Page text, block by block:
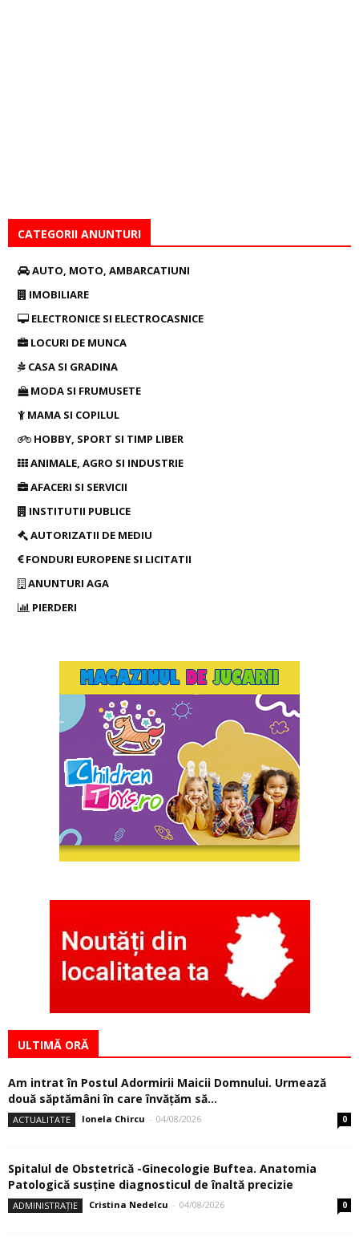
CATEGORII ANUNTURI
AUTO, MOTO, AMBARCATIUNI
IMOBILIARE
ELECTRONICE SI ELECTROCASNICE
LOCURI DE MUNCA
CASA SI GRADINA
MODA SI FRUMUSETE
MAMA SI COPILUL
HOBBY, SPORT SI TIMP LIBER
ANIMALE, AGRO SI INDUSTRIE
AFACERI SI SERVICII
INSTITUTII PUBLICE
AUTORIZATII DE MEDIU
FONDURI EUROPENE SI LICITATII
ANUNTURI AGA
PIERDERI
ULTIMĂ ORĂ
Am intrat în Postul Adormirii Maicii Domnului. Urmează
două săptămâni în care învăţăm să...
ACTUALITATE Ionela Chircu - 04/08/2026 0
Spitalul de Obstetrică -Ginecologie Buftea. Anatomia
Patologică susţine diagnosticul de înaltă precizie
ADMINISTRAȚIE Cristina Nedelcu - 04/08/2026 0